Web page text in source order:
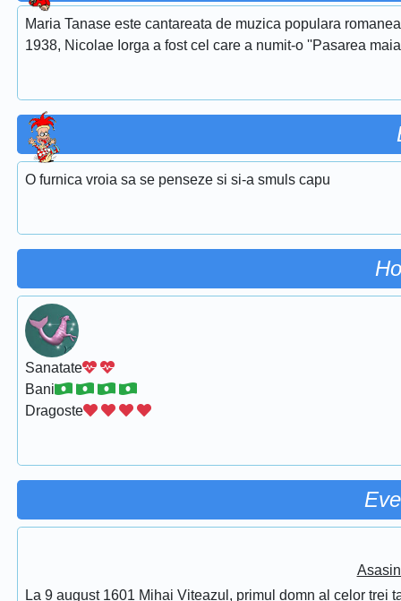
Maria Tanase este cantareata de muzica populara
1938, Nicolae Iorga a fost cel care a numit-o ''Pasarea
O furnica vroia sa se penseze si si-a smuls capu
Sanatate
Bani
Dragoste
La 9 august 1601 Mihai Viteazul, primul domn al celor trei